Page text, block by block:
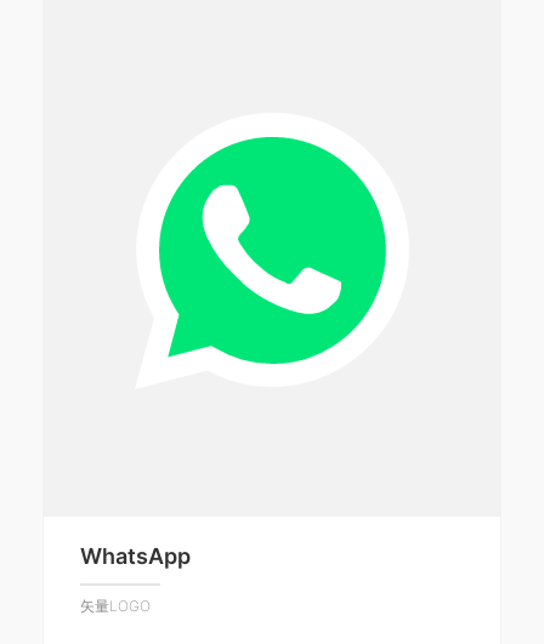
WhatsApp
矢量LOGO